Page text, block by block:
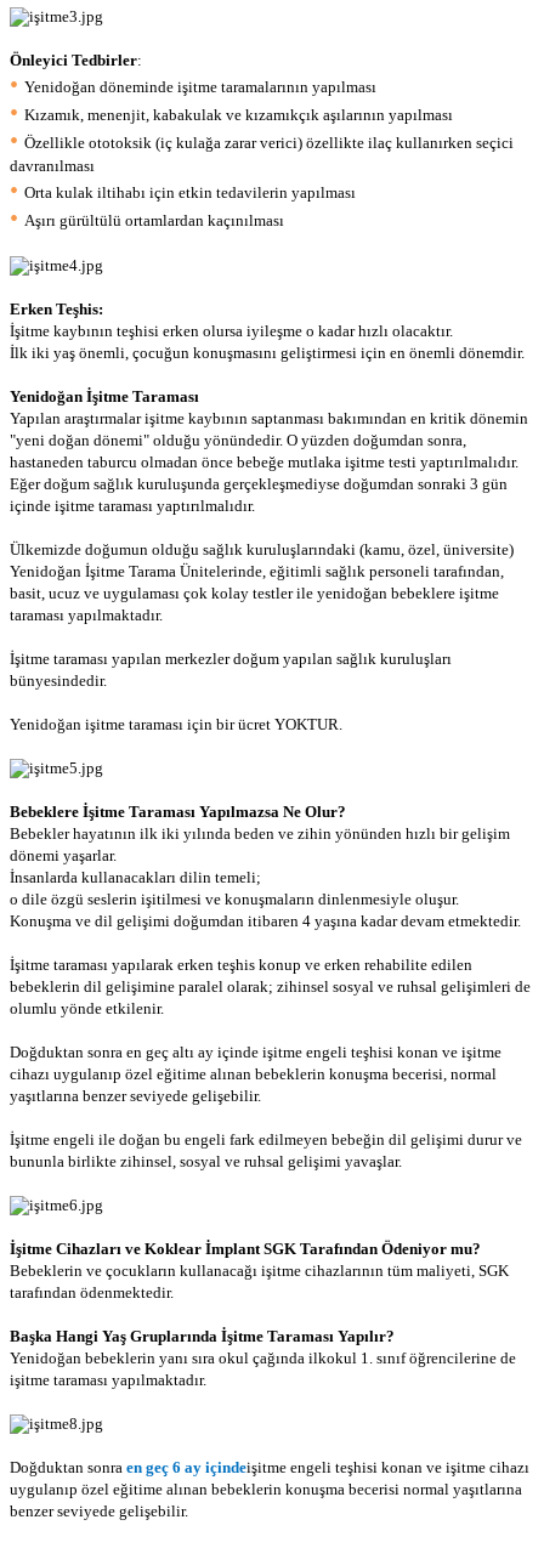
Önleyici Tedbirler:
• Yenidoğan döneminde işitme taramalarının yapılması
• Kızamık, menenjit, kabakulak ve kızamıkçık aşılarının yapılması
• Özellikle ototoksik (iç kulağa zarar verici) özellikte ilaç kullanırken seçici
davranılması
• Orta kulak iltihabı için etkin tedavilerin yapılması
• Aşırı gürültülü ortamlardan kaçınılması
Erken Teşhis:
İşitme kaybının teşhisi erken olursa iyileşme o kadar hızlı olacaktır.
İlk iki yaş önemli, çocuğun konuşmasını geliştirmesi için en önemli dönemdir.
Yenidoğan İşitme Taraması
Yapılan araştırmalar işitme kaybının saptanması bakımından en kritik dönemin
"yeni doğan dönemi" olduğu yönündedir. O yüzden doğumdan sonra,
hastaneden taburcu olmadan önce bebeğe mutlaka işitme testi yaptırılmalıdır.
Eğer doğum sağlık kuruluşunda gerçekleşmediyse doğumdan sonraki 3 gün
içinde işitme taraması yaptırılmalıdır.
Ülkemizde doğumun olduğu sağlık kuruluşlarındaki (kamu, özel, üniversite)
Yenidoğan İşitme Tarama Ünitelerinde, eğitimli sağlık personeli tarafından,
basit, ucuz ve uygulaması çok kolay testler ile yenidoğan bebeklere işitme
taraması yapılmaktadır.
İşitme taraması yapılan merkezler doğum yapılan sağlık kuruluşları
bünyesindedir.
Yenidoğan işitme taraması için bir ücret YOKTUR.
Bebeklere İşitme Taraması Yapılmazsa Ne Olur?
Bebekler hayatının ilk iki yılında beden ve zihin yönünden hızlı bir gelişim
dönemi yaşarlar.
İnsanlarda kullanacakları dilin temeli;
o dile özgü seslerin işitilmesi ve konuşmaların dinlenmesiyle oluşur.
Konuşma ve dil gelişimi doğumdan itibaren 4 yaşına kadar devam etmektedir.
İşitme taraması yapılarak erken teşhis konup ve erken rehabilite edilen
bebeklerin dil gelişimine paralel olarak; zihinsel sosyal ve ruhsal gelişimleri de
olumlu yönde etkilenir.
Doğduktan sonra en geç altı ay içinde işitme engeli teşhisi konan ve işitme
cihazı uygulanıp özel eğitime alınan bebeklerin konuşma becerisi, normal
yaşıtlarına benzer seviyede gelişebilir.
İşitme engeli ile doğan bu engeli fark edilmeyen bebeğin dil gelişimi durur ve
bununla birlikte zihinsel, sosyal ve ruhsal gelişimi yavaşlar.
İşitme Cihazları ve Koklear İmplant SGK Tarafından Ödeniyor mu?
Bebeklerin ve çocukların kullanacağı işitme cihazlarının tüm maliyeti, SGK
tarafından ödenmektedir.
Başka Hangi Yaş Gruplarında İşitme Taraması Yapılır?
Yenidoğan bebeklerin yanı sıra okul çağında ilkokul 1. sınıf öğrencilerine de
işitme taraması yapılmaktadır.
Doğduktan sonra en geç 6 ay içindeişitme engeli teşhisi konan ve işitme cihazı
uygulanıp özel eğitime alınan bebeklerin konuşma becerisi normal yaşıtlarına
benzer seviyede gelişebilir.